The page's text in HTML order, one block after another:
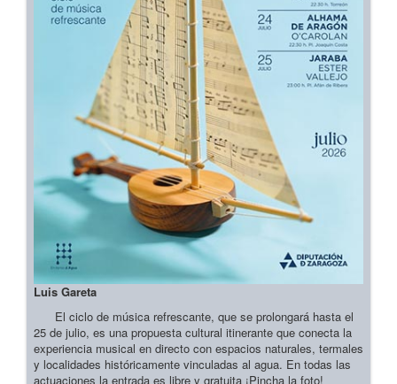
Luis Gareta
El ciclo de música refrescante, que se prolongará hasta el
25 de julio, es una propuesta cultural itinerante que conecta la
experiencia musical en directo con espacios naturales, termales
y localidades históricamente vinculadas al agua. En todas las
actuaciones la entrada es libre y gratuita ¡Pincha la foto!